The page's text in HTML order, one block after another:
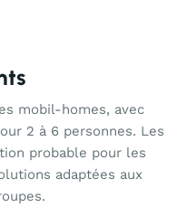
mobil-homes, avec
2 à 6 personnes. Les
probable pour les
adaptées aux